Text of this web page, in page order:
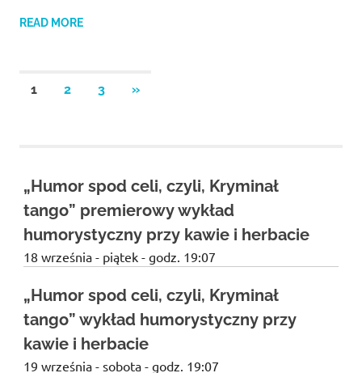
READ MORE
Stronicowanie
1 2 3
NEXT
»
„Humor spod celi, czyli, Kryminał
tango” premierowy wykład
humorystyczny przy kawie i herbacie
18 września - piątek - godz. 19:07
„Humor spod celi, czyli, Kryminał
tango” wykład humorystyczny przy
kawie i herbacie
19 września - sobota - godz. 19:07